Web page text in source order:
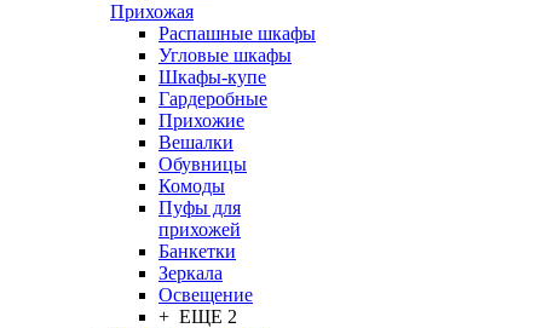
Прихожая
Распашные шкафы
Угловые шкафы
Шкафы-купе
Гардеробные
Прихожие
Вешалки
Обувницы
Комоды
Пуфы для
прихожей
Банкетки
Зеркала
Освещение
+ ЕЩЕ 2